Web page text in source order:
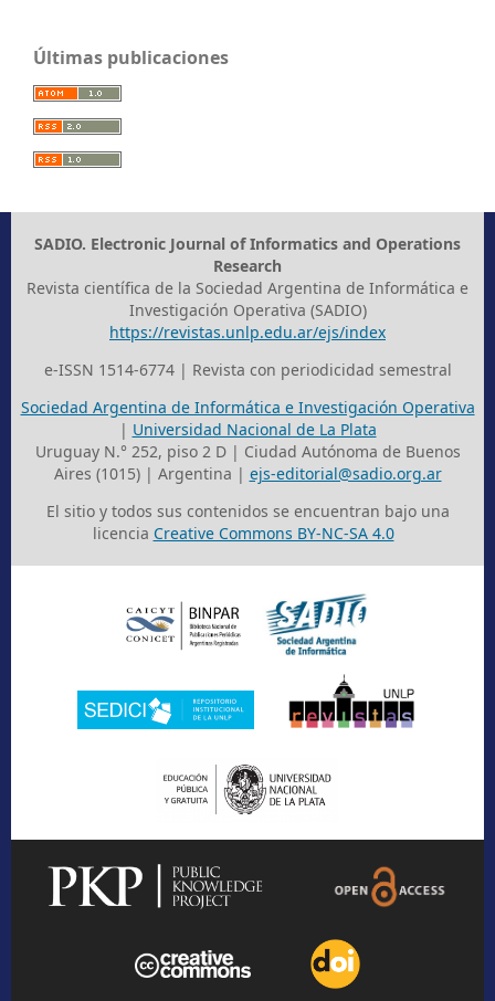
Últimas publicaciones
SADIO. Electronic Journal of Informatics and Operations
Research
Revista científica de la Sociedad Argentina de Informática e
Investigación Operativa (SADIO)
https://revistas.unlp.edu.ar/ejs/index
e-ISSN 1514-6774 | Revista con periodicidad semestral
Sociedad Argentina de Informática e Investigación Operativa
| Universidad Nacional de La Plata
Uruguay N.° 252, piso 2 D | Ciudad Autónoma de Buenos
Aires (1015) | Argentina | ejs-editorial@sadio.org.ar
El sitio y todos sus contenidos se encuentran bajo una
licencia Creative Commons BY-NC-SA 4.0